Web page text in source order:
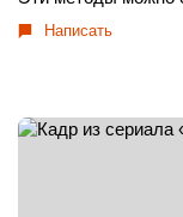
Написать